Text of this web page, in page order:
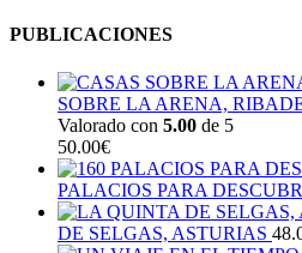
PUBLICACIONES
SOBRE LA ARENA,
Valorado con 5.00 de 5
50.00€
PALACIOS PARA
DE SELGAS, ASTURIAS